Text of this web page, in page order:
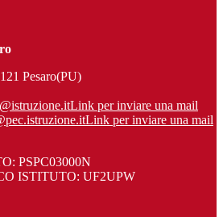
Pesaro(PU)
Link per inviare una mail
Link per inviare una mail
PSPC03000N
ISTITUTO: UF2UPW